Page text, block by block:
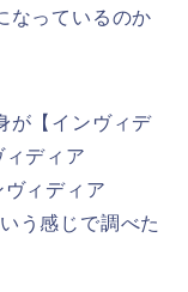
なっているのか
が【インヴィデ
ディア
ィディア
う感じで調べた